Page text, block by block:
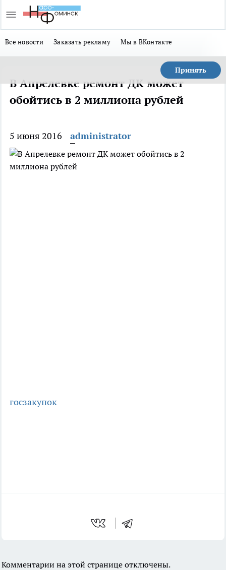
Все новости Заказать рекламу Мы в ВКонтакте
Принять
В Апрелевке ремонт ДК может
обойтись в 2 миллиона рублей
5 июня 2016 administrator
госзакупок
Комментарии на этой странице отключены.